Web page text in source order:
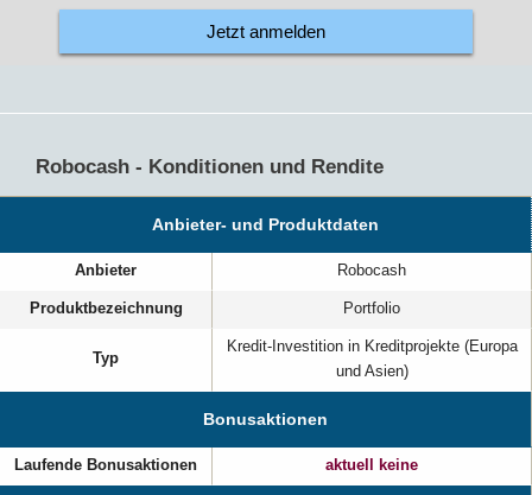
Jetzt anmelden
Robocash - Konditionen und Rendite
Anbieter- und Produktdaten
Anbieter Robocash
Produktbezeichnung Portfolio
Typ
Kredit-Investition in Kreditprojekte (Europa
und Asien)
Bonusaktionen
Laufende Bonusaktionen aktuell keine